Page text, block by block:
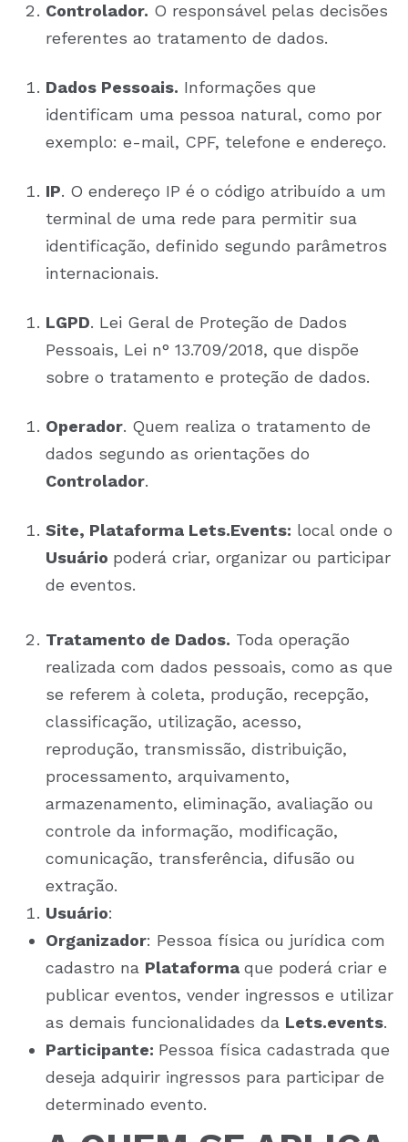
Controlador. O responsável pelas decisões
referentes ao tratamento de dados.
Dados Pessoais. Informações que
identificam uma pessoa natural, como por
exemplo: e-mail, CPF, telefone e endereço.
IP. O endereço IP é o código atribuído a um
terminal de uma rede para permitir sua
identificação, definido segundo parâmetros
internacionais.
LGPD. Lei Geral de Proteção de Dados
Pessoais, Lei n° 13.709/2018, que dispõe
sobre o tratamento e proteção de dados.
Operador. Quem realiza o tratamento de
dados segundo as orientações do
Controlador.
Site, Plataforma Lets.Events: local onde o
Usuário poderá criar, organizar ou participar
de eventos.
Tratamento de Dados. Toda operação
realizada com dados pessoais, como as que
se referem à coleta, produção, recepção,
classificação, utilização, acesso,
reprodução, transmissão, distribuição,
processamento, arquivamento,
armazenamento, eliminação, avaliação ou
controle da informação, modificação,
comunicação, transferência, difusão ou
extração.
Usuário:
Organizador: Pessoa física ou jurídica com
cadastro na Plataforma que poderá criar e
publicar eventos, vender ingressos e utilizar
as demais funcionalidades da Lets.events.
Participante: Pessoa física cadastrada que
deseja adquirir ingressos para participar de
determinado evento.